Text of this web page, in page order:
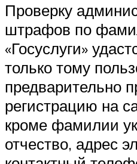
Проверку
штрафов по
«Госуслуги»
только тому
предварительно
регистрацию на
кроме фамилии
отчество, адрес